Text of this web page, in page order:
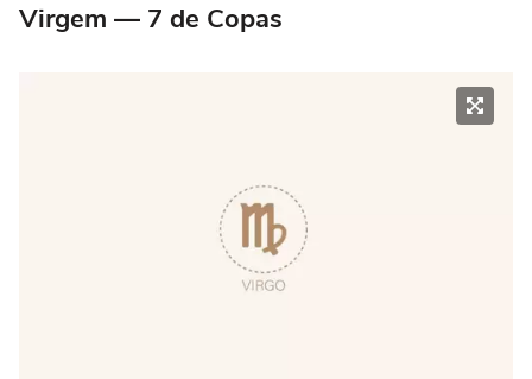
Virgem — 7 de Copas